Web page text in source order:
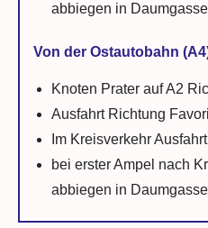
abbiegen in Daumgasse
Von der Ostautobahn
Knoten Prater auf A2
Ausfahrt Richtung
Im Kreisverkehr
bei erster Ampel nach
abbiegen in Daumgasse